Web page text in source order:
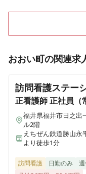
おおい町の関連求
訪問看護ステー
正看護師正社員（
福井県福井市日之出
ル2階
えちぜん鉄道勝山永
より徒歩1分
訪問看護 日勤のみ